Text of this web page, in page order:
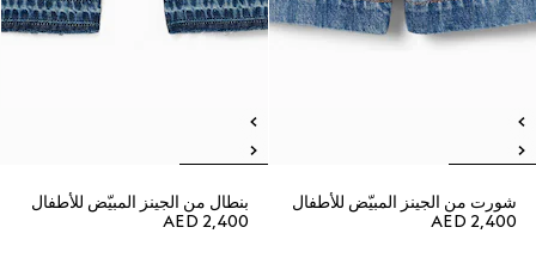
شورت من الجينز المبيّض للأطفال
AED 2,400
بنطال من الجينز المبيّض للأطفال
AED 2,400